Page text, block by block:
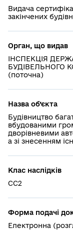
Видача
закінчених
Орган, що видав
ІНСПЕКЦІЯ
БУДІВЕЛЬНОГО
(поточна)
Назва об’єкта
Будівництво
вбудованими
дворівневими
а зі знесенням
Клас наслідків
СС2
Форма подачі
Електронна